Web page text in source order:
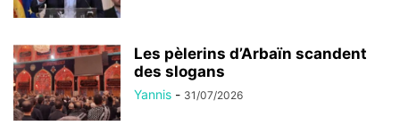
Les pèlerins d’Arbaïn scandent
des slogans
Yannis - 31/07/2026